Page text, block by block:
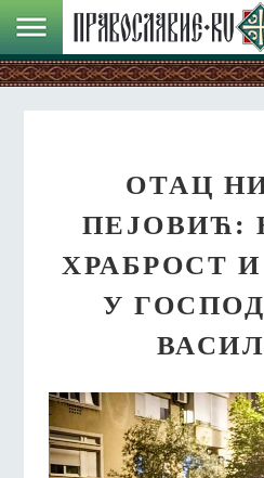
ОТАЦ
ПЕЈОВИЋ:
ХРАБРОСТ
У